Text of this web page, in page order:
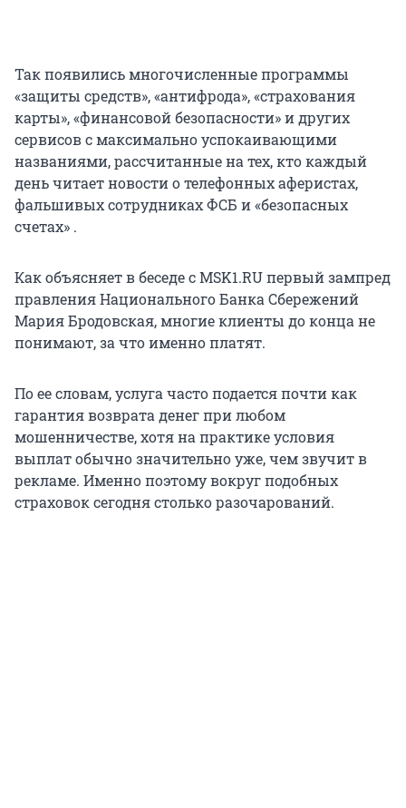
Так появились многочисленные программы
«защиты средств», «антифрода», «страхования
карты», «финансовой безопасности» и других
сервисов с максимально успокаивающими
названиями, рассчитанные на тех, кто каждый
день читает новости о телефонных аферистах,
фальшивых сотрудниках ФСБ и «безопасных
счетах» .
Как объясняет в беседе с MSK1.RU первый зампред
правления Национального Банка Сбережений
Мария Бродовская, многие клиенты до конца не
понимают, за что именно платят.
По ее словам, услуга часто подается почти как
гарантия возврата денег при любом
мошенничестве, хотя на практике условия
выплат обычно значительно уже, чем звучит в
рекламе. Именно поэтому вокруг подобных
страховок сегодня столько разочарований.